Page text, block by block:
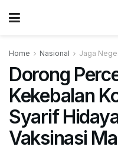
Home Nasional Jaga
Dorong
Kekebalan
Syarif
Vaksinasi